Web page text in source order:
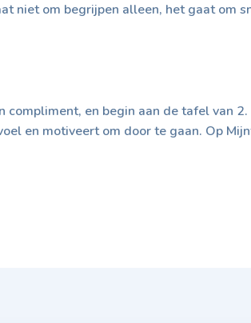
niet om begrijpen alleen, het gaat om
compliment, en begin aan de tafel van
en motiveert om door te gaan. Op